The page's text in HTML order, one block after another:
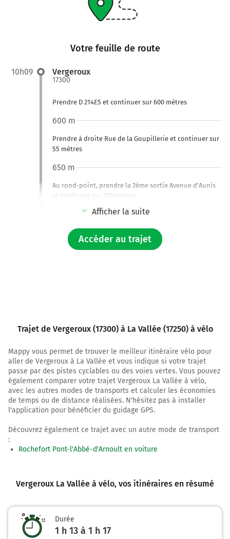
Votre feuille de route
10h09 Vergeroux
17300
Prendre D 214E5 et continuer sur 600 mètres
Prendre à droite Rue de la Goupillerie et continuer sur
55 mètres
600 m
Au rond-point, prendre la 2ème sortie Avenue d'Aunis
et continuer sur 220 mètres
650 m
Au rond-point, prendre la 2ème sortie Avenue d'Aunis
et continuer sur 10 mètres
Au rond-point, prendre la 3ème sortie Rue de la Casse
aux Prêtres et continuer sur 30 mètres
Prendre légèrement à droite Rue Maréchal Philippe
Leclerc et continuer sur 240 mètres
1,3 km
continuer sur 450 mètres
1,5 km
2,0 km
et continuer sur 170 mètres
Afficher la suite
Accéder au trajet
Trajet de Vergeroux (17300) à La Vallée (17250) à vélo
Mappy vous permet de trouver le meilleur itinéraire vélo pour
aller de Vergeroux à La Vallée et vous indique si votre trajet
passe par des pistes cyclables ou des voies vertes. Vous pouvez
également comparer votre trajet Vergeroux La Vallée à vélo,
avec les autres modes de transports et calculer les économies
de temps ou de distance réalisées. N'hésitez pas à installer
l'application pour bénéficier du guidage GPS.
Découvrez également ce trajet avec un autre mode de transport
:
Rochefort Pont-l'Abbé-d'Arnoult en voiture
Vergeroux La Vallée à vélo, vos itinéraires en résumé
Durée
1 h 13 à 1 h 17